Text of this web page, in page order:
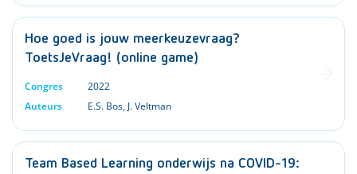
Hoe goed is jouw meerkeuzevraag?
ToetsJeVraag! (online game)
Congres
2022
Auteurs
E.S. Bos, J. Veltman
Team Based Learning onderwijs na COVID-19: